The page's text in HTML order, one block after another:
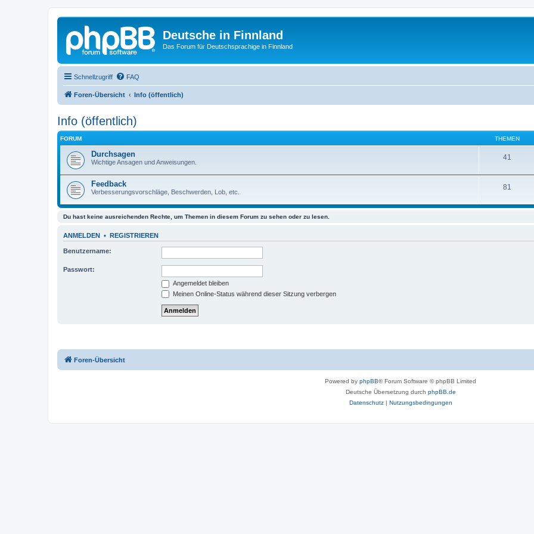
Deutsche in Finnland
Das Forum für Deutschsprachige in Finnland
Schnellzugriff FAQ
Foren-Übersicht Info (öffentlich)
Info (öffentlich)
FORUM THEMEN
Durchsagen
Wichtige Ansagen und Anweisungen.
41
Feedback
Verbesserungsvorschläge, Beschwerden, Lob, etc.
81
Du hast keine ausreichenden Rechte, um Themen in diesem Forum zu sehen oder zu lesen.
ANMELDEN • REGISTRIEREN
Benutzername:
Passwort:
Angemeldet bleiben
Meinen Online-Status während dieser Sitzung verbergen
Foren-Übersicht
Powered by phpBB® Forum Software © phpBB Limited
Deutsche Übersetzung durch phpBB.de
Datenschutz| Nutzungsbedingungen